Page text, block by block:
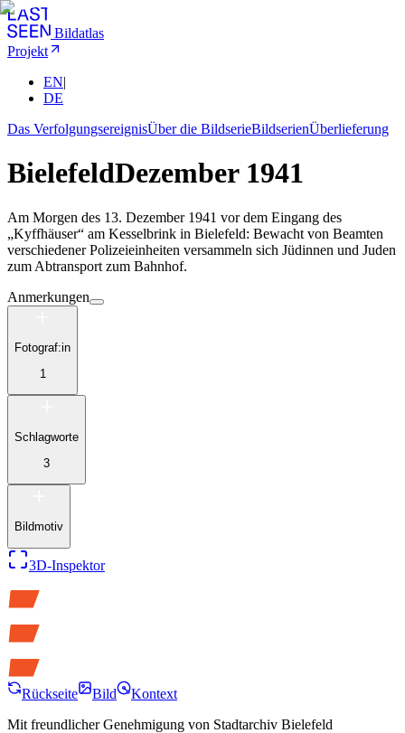
Bildatlas
Projekt
EN|
DE
Das VerfolgungsereignisÜber die BildserieBildserienÜberlieferung
BielefeldDezember 1941
Am Morgen des 13. Dezember 1941 vor dem Eingang des
„Kyffhäuser“ am Kesselbrink in Bielefeld: Bewacht von Beamten
verschiedener Polizeieinheiten versammeln sich Jüdinnen und Juden
zum Abtransport zum Bahnhof.
Anmerkungen
Fotograf:in
1
Schlagworte
3
Bildmotiv
3D-Inspektor
Rückseite Bild
Kontext
Mit freundlicher Genehmigung von Stadtarchiv Bielefeld